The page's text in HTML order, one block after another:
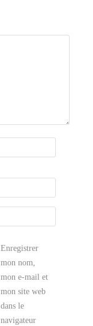
Enregistrer
mon nom,
mon e-mail et
mon site web
dans le
navigateur